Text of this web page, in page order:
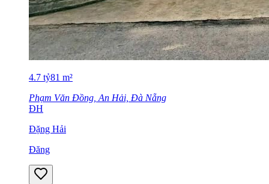
4.7 tỷ81 m²
Phạm Văn Đồng, An Hải, Đà Nẵng
ĐH
Đặng Hải
Đăng